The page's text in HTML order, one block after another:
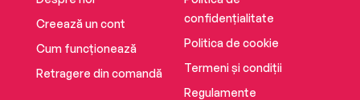
Creează un cont
Cum funcționează
Retragere din comandă
confidențialitate
Politica de cookie
Termeni și condiții
Regulamente